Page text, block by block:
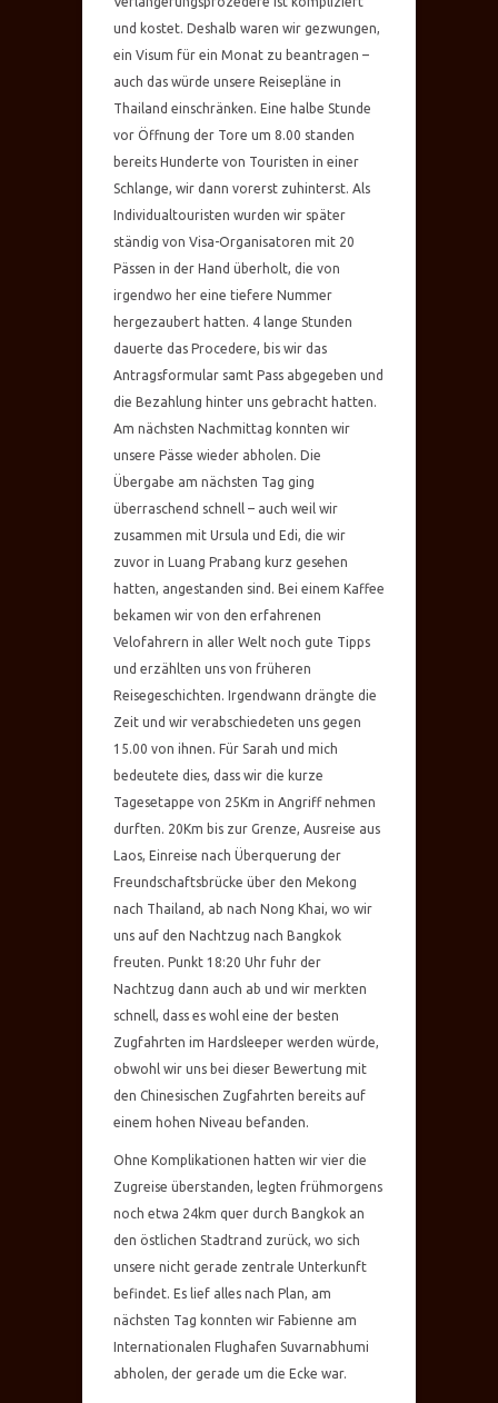
und kostet. Deshalb waren wir gezwungen,
ein Visum für ein Monat zu beantragen –
auch das würde unsere Reisepläne in
Thailand einschränken. Eine halbe Stunde
vor Öffnung der Tore um 8.00 standen
bereits Hunderte von Touristen in einer
Schlange, wir dann vorerst zuhinterst. Als
Individualtouristen wurden wir später
ständig von Visa-Organisatoren mit 20
Pässen in der Hand überholt, die von
irgendwo her eine tiefere Nummer
hergezaubert hatten. 4 lange Stunden
dauerte das Procedere, bis wir das
Antragsformular samt Pass abgegeben und
die Bezahlung hinter uns gebracht hatten.
Am nächsten Nachmittag konnten wir
unsere Pässe wieder abholen. Die
Übergabe am nächsten Tag ging
überraschend schnell – auch weil wir
zusammen mit Ursula und Edi, die wir
zuvor in Luang Prabang kurz gesehen
hatten, angestanden sind. Bei einem Kaffee
bekamen wir von den erfahrenen
Velofahrern in aller Welt noch gute Tipps
und erzählten uns von früheren
Reisegeschichten. Irgendwann drängte die
Zeit und wir verabschiedeten uns gegen
15.00 von ihnen. Für Sarah und mich
bedeutete dies, dass wir die kurze
Tagesetappe von 25Km in Angriff nehmen
durften. 20Km bis zur Grenze, Ausreise aus
Laos, Einreise nach Überquerung der
Freundschaftsbrücke über den Mekong
nach Thailand, ab nach Nong Khai, wo wir
uns auf den Nachtzug nach Bangkok
freuten. Punkt 18:20 Uhr fuhr der
Nachtzug dann auch ab und wir merkten
schnell, dass es wohl eine der besten
Zugfahrten im Hardsleeper werden würde,
obwohl wir uns bei dieser Bewertung mit
den Chinesischen Zugfahrten bereits auf
einem hohen Niveau befanden.
Ohne Komplikationen hatten wir vier die
Zugreise überstanden, legten frühmorgens
noch etwa 24km quer durch Bangkok an
den östlichen Stadtrand zurück, wo sich
unsere nicht gerade zentrale Unterkunft
befindet. Es lief alles nach Plan, am
nächsten Tag konnten wir Fabienne am
Internationalen Flughafen Suvarnabhumi
abholen, der gerade um die Ecke war.